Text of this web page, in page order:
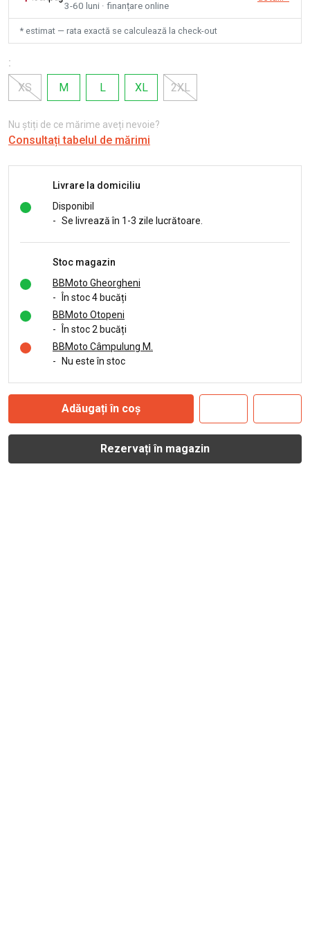
3-60 luni · finanțare online
* estimat — rata exactă se calculează la check-out
:
XS
M L XL 2XL
Nu știți de ce mărime aveți nevoie?
Consultați tabelul de mărimi
Livrare la domiciliu
Disponibil
- Se livrează în 1-3 zile lucrătoare.
Stoc magazin
BBMoto Gheorgheni
-
În stoc 4 bucăți
BBMoto Otopeni
-
În stoc 2 bucăți
BBMoto Câmpulung M.
-
Nu este în stoc
Adăugați în coș
Rezervați în magazin